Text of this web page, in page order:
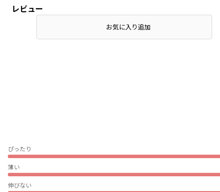
レビュー
ぴったり
薄い
伸びない
お気に入り追加